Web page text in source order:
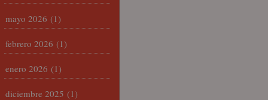
mayo 2026 (1)
febrero 2026 (1)
enero 2026 (1)
diciembre 2025 (1)